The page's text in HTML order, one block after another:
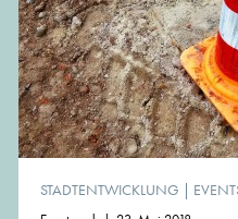
STADTENTWICKLUNG |